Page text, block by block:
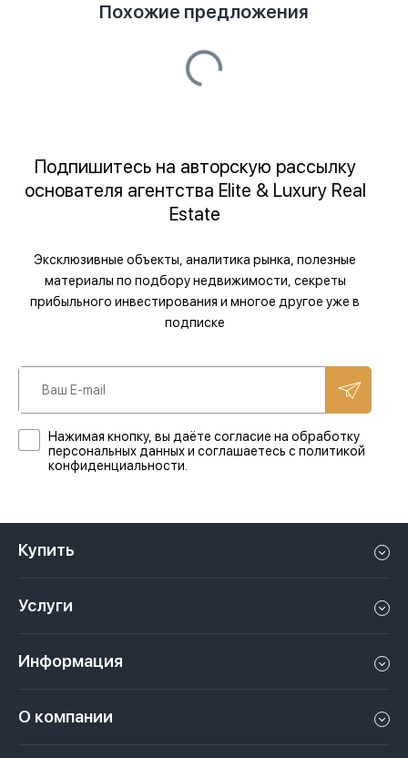
Похожие предложения
Подпишитесь на авторскую рассылку
основателя агентства Elite & Luxury Real
Estate
Эксклюзивные объекты, аналитика рынка, полезные
материалы по подбору недвижимости, секреты
прибыльного инвестирования и многое другое уже в
подписке
Нажимая кнопку, вы даёте согласие на обработку
персональных данных и соглашаетесь с политикой
конфиденциальности.
Купить
Апартаменты в Дубае
Пентхаус в Дубае
Услуги
Сдать недвижимость в Дубае, ОАЭ
Информация
О компании